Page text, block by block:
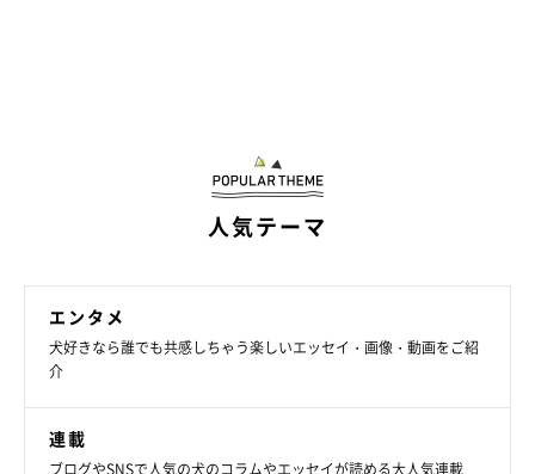
人気テーマ
エンタメ
犬好きなら誰でも共感しちゃう楽しいエッセイ・画像・動画をご紹
介
連載
ブログやSNSで人気の犬のコラムやエッセイが読める大人気連載